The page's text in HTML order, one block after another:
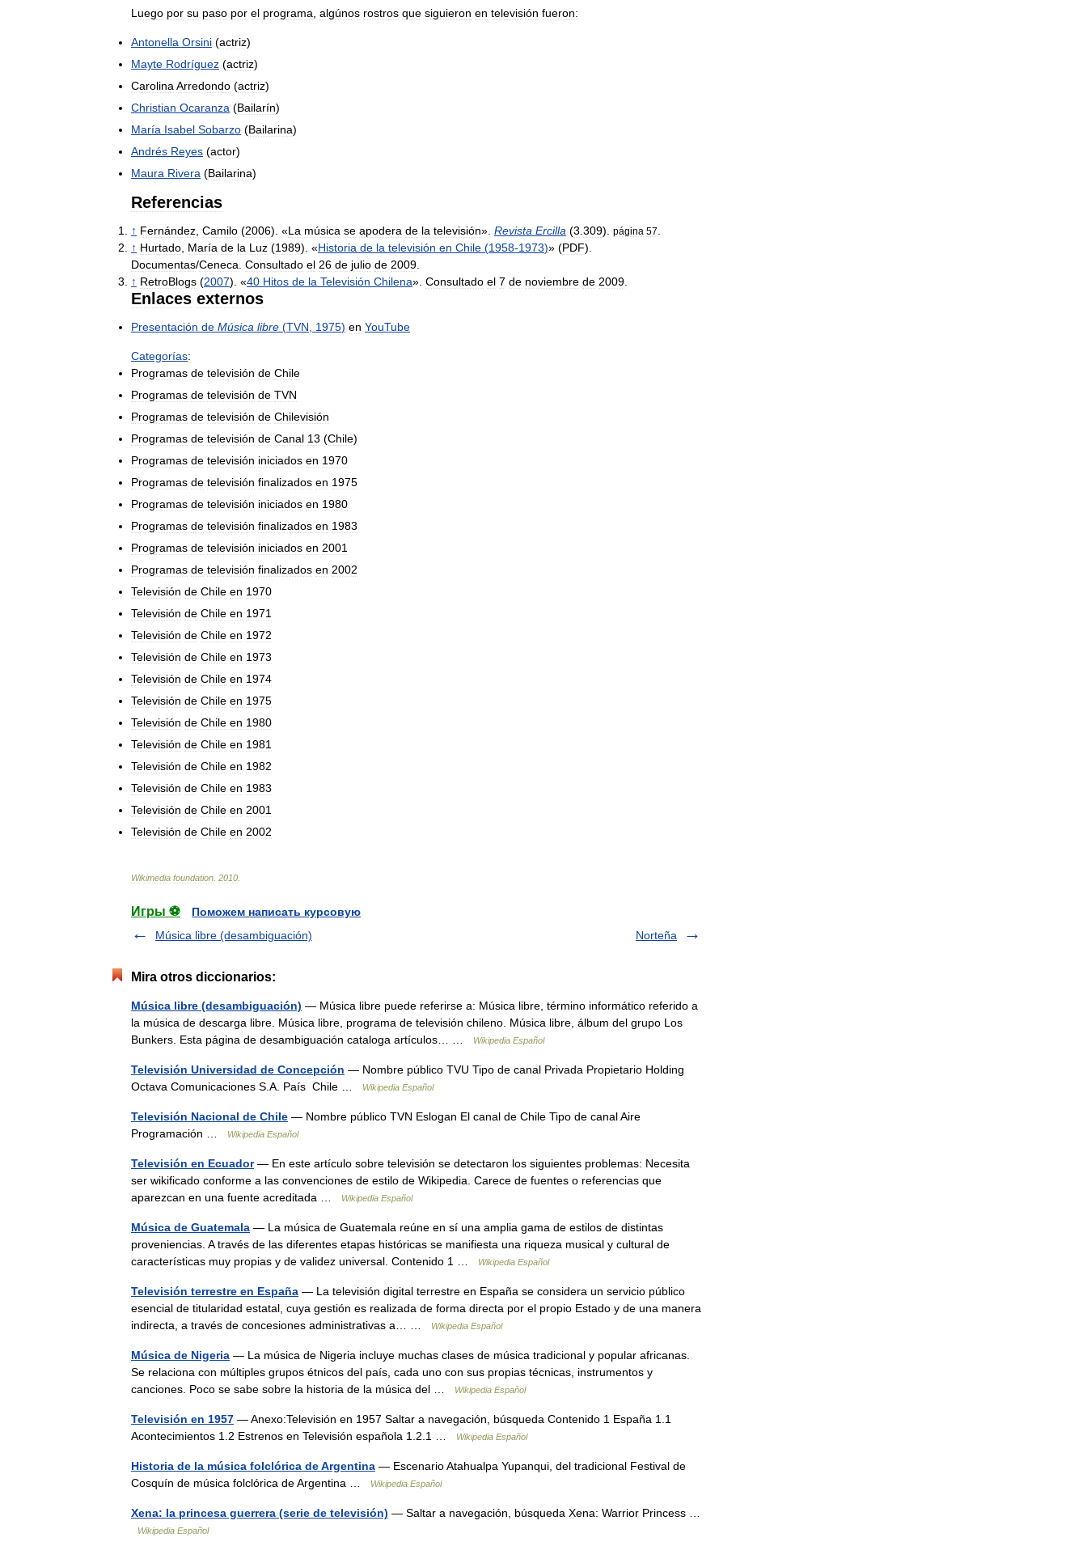
Luego por su paso por el programa algúnos rostros que siguieron en televisión fueron:
Antonella Orsini (actriz)
Mayte Rodríguez (actriz)
Carolina Arredondo (actriz)
Christian Ocaranza (Bailarín)
María Isabel Sobarzo (Bailarina)
Andrés Reyes (actor)
Maura Rivera (Bailarina)
Referencias
↑ Fernández Camilo (2006). «La música se apodera de la televisión». Revista Ercilla (3 309). página 57
↑ Hurtado María de la Luz (1989). «Historia de la televisión en Chile (1958-1973)» (PDF).
Documentas/Ceneca Consultado el 26 de julio de 2009
↑ RetroBlogs (2007). «40 Hitos de la Televisión Chilena». Consultado el 7 de noviembre de 2009
Enlaces externos
Presentación de Música libre (TVN 1975) en YouTube
Categorías:
Programas de televisión de Chile
Programas de televisión de TVN
Programas de televisión de Chilevisión
Programas de televisión de Canal 13 (Chile)
Programas de televisión iniciados en 1970
Programas de televisión finalizados en 1975
Programas de televisión iniciados en 1980
Programas de televisión finalizados en 1983
Programas de televisión iniciados en 2001
Programas de televisión finalizados en 2002
Televisión de Chile en 1970
Televisión de Chile en 1971
Televisión de Chile en 1972
Televisión de Chile en 1973
Televisión de Chile en 1974
Televisión de Chile en 1975
Televisión de Chile en 1980
Televisión de Chile en 1981
Televisión de Chile en 1982
Televisión de Chile en 1983
Televisión de Chile en 2001
Televisión de Chile en 2002
Wikimedia foundation 2010
Игры ⚽
Поможем написать курсовую
Música libre (desambiguación)
Norteña
Mira otros diccionarios:
Música libre (desambiguación) — Música libre puede referirse a: Música libre, término informático referido a
la música de descarga libre. Música libre, programa de televisión chileno. Música libre, álbum del grupo Los
Bunkers. Esta página de desambiguación cataloga artículos… …
Wikipedia Español
Televisión Universidad de Concepción — Nombre público TVU Tipo de canal Privada Propietario Holding
Octava Comunicaciones S.A. País Chile …
Wikipedia Español
Televisión Nacional de Chile — Nombre público TVN Eslogan El canal de Chile Tipo de canal Aire
Programación …
Wikipedia Español
Televisión en Ecuador— En este artículo sobre televisión se detectaron los siguientes problemas: Necesita
ser wikificado conforme a las convenciones de estilo de Wikipedia. Carece de fuentes o referencias que
aparezcan en una fuente acreditada …
Wikipedia Español
Música de Guatemala — La música de Guatemala reúne en sí una amplia gama de estilos de distintas
proveniencias. A través de las diferentes etapas históricas se manifiesta una riqueza musical y cultural de
características muy propias y de validez universal. Contenido 1 …
Wikipedia Español
Televisión terrestre en España — La televisión digital terrestre en España se considera un servicio público
esencial de titularidad estatal, cuya gestión es realizada de forma directa por el propio Estado y de una manera
indirecta, a través de concesiones administrativas a… …
Wikipedia Español
Música de Nigeria — La música de Nigeria incluye muchas clases de música tradicional y popular africanas.
Se relaciona con múltiples grupos étnicos del país, cada uno con sus propias técnicas, instrumentos y
canciones. Poco se sabe sobre la historia de la música del …
Wikipedia Español
Televisión en 1957 — Anexo:Televisión en 1957 Saltar a navegación, búsqueda Contenido 1 España 1.1
Acontecimientos 1.2 Estrenos en Televisión española 1.2.1 …
Wikipedia Español
Historia de la música folclórica de Argentina — Escenario Atahualpa Yupanqui, del tradicional Festival de
Cosquín de música folclórica de Argentina …
Wikipedia Español
Xena: la princesa guerrera (serie de televisión) — Saltar a navegación, búsqueda Xena: Warrior Princess …
Wikipedia Español